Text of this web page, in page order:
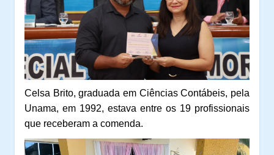
Celsa Brito, graduada em Ciências Contábeis, pela
Unama, em 1992, estava entre os 19 profissionais
que receberam a comenda.